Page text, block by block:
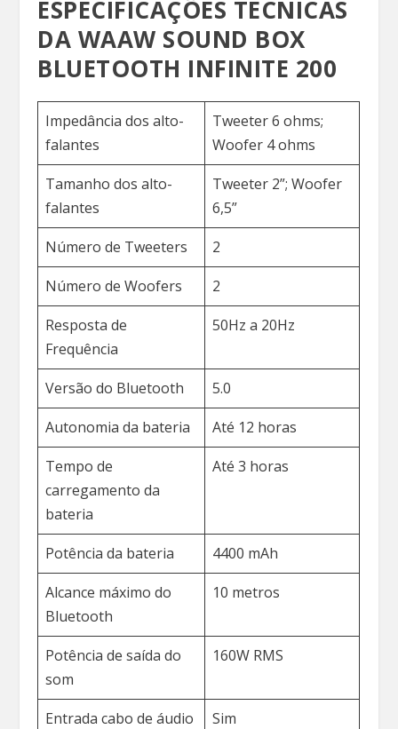
ESPECIFICAÇÕES TÉCNICAS
DA WAAW SOUND BOX
BLUETOOTH INFINITE 200
Impedância dos alto-
falantes
Tweeter 6 ohms;
Woofer 4 ohms
Tamanho dos alto-
falantes
Tweeter 2”; Woofer
6,5”
Número de Tweeters
2
Número de Woofers
2
Resposta de
Frequência
50Hz a 20Hz
Versão do Bluetooth
5.0
Autonomia da bateria
Até 12 horas
Tempo de
carregamento da
bateria
Até 3 horas
Potência da bateria
4400 mAh
Alcance máximo do
Bluetooth
10 metros
Potência de saída do
som
160W RMS
Entrada cabo de áudio
Sim